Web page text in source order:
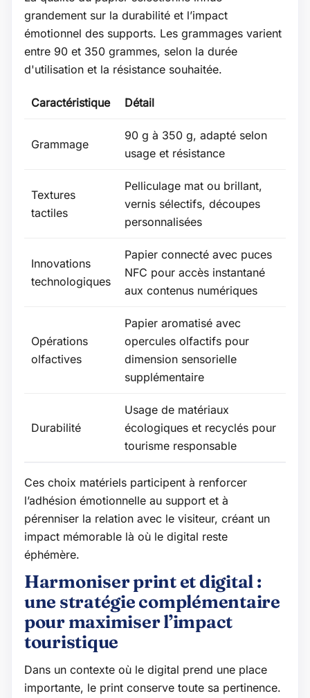
grandement sur la durabilité et l’impact
émotionnel des supports. Les grammages varient
entre 90 et 350 grammes, selon la durée
d'utilisation et la résistance souhaitée.
Caractéristique Détail
Grammage
90 g à 350 g, adapté selon
usage et résistance
Textures
tactiles
Pelliculage mat ou brillant,
vernis sélectifs, découpes
personnalisées
Innovations
technologiques
Papier connecté avec puces
NFC pour accès instantané
aux contenus numériques
Opérations
olfactives
Papier aromatisé avec
opercules olfactifs pour
dimension sensorielle
supplémentaire
Durabilité
Usage de matériaux
écologiques et recyclés pour
tourisme responsable
Ces choix matériels participent à renforcer
l’adhésion émotionnelle au support et à
pérenniser la relation avec le visiteur, créant un
impact mémorable là où le digital reste
éphémère.
Harmoniser print et digital :
une stratégie complémentaire
pour maximiser l’impact
touristique
Dans un contexte où le digital prend une place
importante, le print conserve toute sa pertinence.